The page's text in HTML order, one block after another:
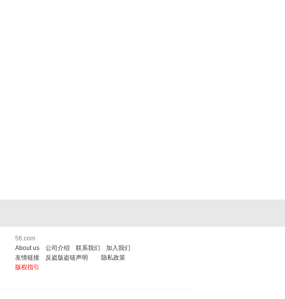
56.com
About us
公司介绍 联系我们
加入我们
友情链接
反盗版盗链声明
隐私政策
版权指引